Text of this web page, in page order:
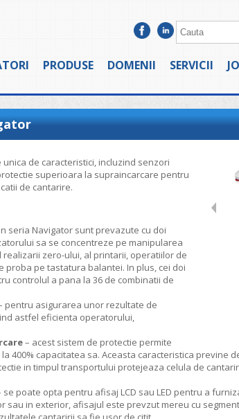
PRODUSE DOMENII SERVICII
de caracteristici, incluzind senzori
superioara la supraincarcare pentru
de cantarire.
seria Navigator sunt prevazute cu doi
sa se concentreze pe manipularea
zero-ului, al printarii, operatiilor de
pe tastatura balantei. In plus, cei doi
controlul a pana la 36 de combinatii de
pentru asigurarea unor rezultate de
astfel eficienta operatorului,
– acest sistem de protectie permite
400% capacitatea sa. Aceasta caracteristica previne
in timpul transportului protejeaza celula de
se poate opta pentru afisaj LCD sau LED pentru a
sau in exterior, afisajul este prevzut mereu cu